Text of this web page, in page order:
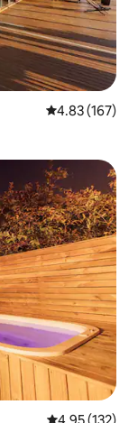
レビュー167
4.83 (167)